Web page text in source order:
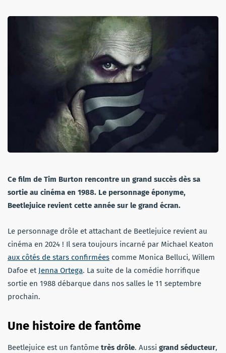
Ce film de Tim Burton rencontre un grand succès dès sa
sortie au cinéma en 1988. Le personnage éponyme,
Beetlejuice revient cette année sur le grand écran.
Le personnage drôle et attachant de Beetlejuice revient au
cinéma en 2024 ! Il sera toujours incarné par Michael Keaton
aux côtés de stars confirmées comme Monica Belluci, Willem
Dafoe et Jenna Ortega. La suite de la comédie horrifique
sortie en 1988 débarque dans nos salles le 11 septembre
prochain.
Une histoire de fantôme
Beetlejuice est un fantôme très drôle. Aussi grand séducteur,